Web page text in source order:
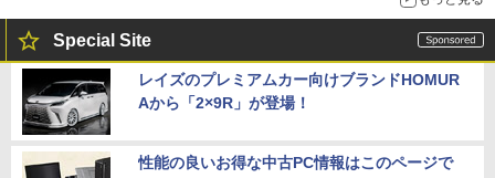
Special Site
レイズのプレミアムカー向けブランドHOMUR
Aから「2×9R」が登場！
性能の良いお得な中古PC情報はこのページで